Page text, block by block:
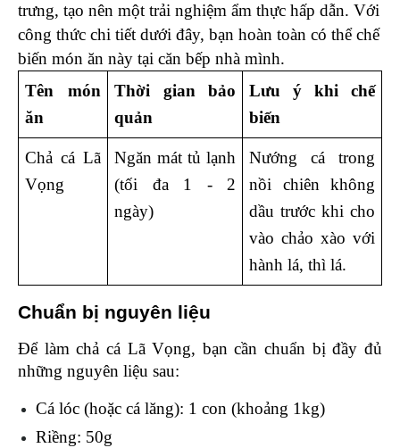
trưng, tạo nên một trải nghiệm ẩm thực hấp dẫn. Với
công thức chi tiết dưới đây, bạn hoàn toàn có thể chế
biến món ăn này tại căn bếp nhà mình.
Tên món
ăn
Thời gian bảo
quản
Lưu ý khi chế
biến
Chả cá Lã
Vọng
Ngăn mát tủ lạnh
(tối đa 1 - 2
ngày)
Nướng cá trong
nồi chiên không
dầu trước khi cho
vào chảo xào với
hành lá, thì lá.
Chuẩn bị nguyên liệu
Để làm chả cá Lã Vọng, bạn cần chuẩn bị đầy đủ
những nguyên liệu sau:
Cá lóc (hoặc cá lăng): 1 con (khoảng 1kg)
Riềng: 50g